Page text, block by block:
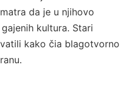
da je u njihovo
kultura. Stari
kako čia blagotvorno